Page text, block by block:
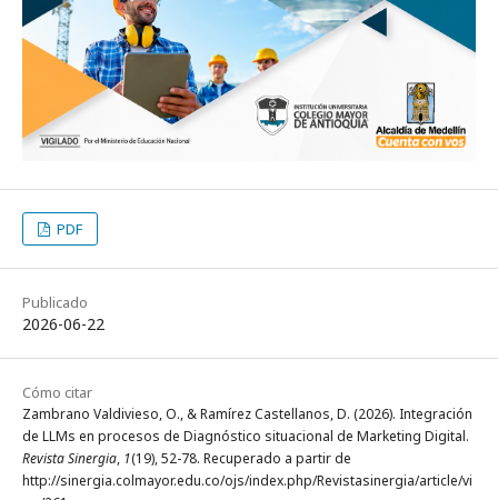
PDF
Publicado
2026-06-22
Cómo citar
Zambrano Valdivieso, O., & Ramírez Castellanos, D. (2026). Integración
de LLMs en procesos de Diagnóstico situacional de Marketing Digital.
Revista Sinergia, 1(19), 52-78. Recuperado a partir de
http://sinergia.colmayor.edu.co/ojs/index.php/Revistasinergia/article/vi